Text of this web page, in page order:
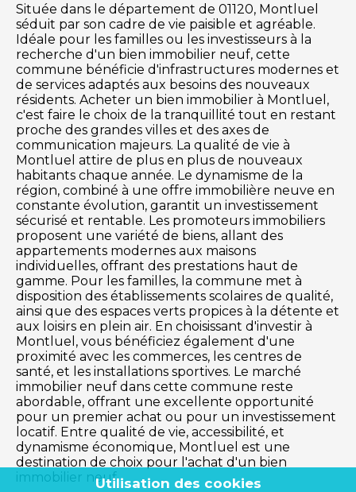
Située dans le département de 01120, Montluel
séduit par son cadre de vie paisible et agréable.
Idéale pour les familles ou les investisseurs à la
recherche d'un bien immobilier neuf, cette
commune bénéficie d'infrastructures modernes et
de services adaptés aux besoins des nouveaux
résidents. Acheter un bien immobilier à Montluel,
c'est faire le choix de la tranquillité tout en restant
proche des grandes villes et des axes de
communication majeurs. La qualité de vie à
Montluel attire de plus en plus de nouveaux
habitants chaque année. Le dynamisme de la
région, combiné à une offre immobilière neuve en
constante évolution, garantit un investissement
sécurisé et rentable. Les promoteurs immobiliers
proposent une variété de biens, allant des
appartements modernes aux maisons
individuelles, offrant des prestations haut de
gamme. Pour les familles, la commune met à
disposition des établissements scolaires de qualité,
ainsi que des espaces verts propices à la détente et
aux loisirs en plein air. En choisissant d'investir à
Montluel, vous bénéficiez également d'une
proximité avec les commerces, les centres de
santé, et les installations sportives. Le marché
immobilier neuf dans cette commune reste
abordable, offrant une excellente opportunité
pour un premier achat ou pour un investissement
locatif. Entre qualité de vie, accessibilité, et
dynamisme économique, Montluel est une
destination de choix pour l'achat d'un bien
immobilier neuf.Utilisation des cookies